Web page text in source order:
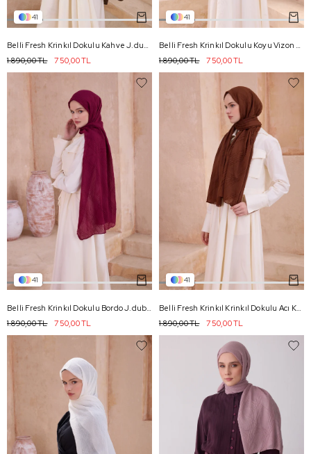
41
Belli Fresh Krinkıl Dokulu Kahve J.dubai Ekose Şal - 11
750,00 TL
1.890,00 TL
41
Belli Fresh Krinkıl Dokulu Koyu Vizon J.dubai Ekose Şal - 53
750,00 TL
1.890,00 TL
41
750,00 TL
1.890,00 TL
41
Belli Fresh Krinkıl Krinkıl Dokulu Acı Kahve J.Dubai Ekose Şal-75 - 75
750,00 TL
1.890,00 TL